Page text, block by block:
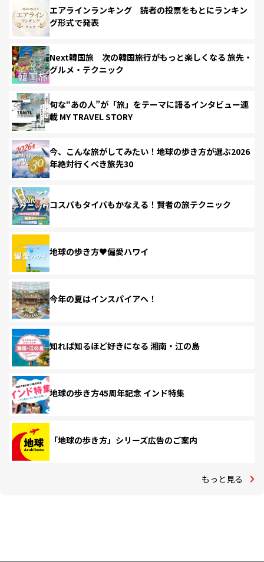
エアラインランキング 読者の投票をもとにランキン
グ形式で発表
Next韓国旅 次の韓国旅行がもっと楽しくなる 旅先・
グルメ・テクニック
旬な“あの人”が「旅」をテーマに語るインタビュー連
載 MY TRAVEL STORY
今、こんな旅がしてみたい！地球の歩き方が選ぶ2026
年絶対行くべき旅先30
コスパもタイパもかなえる！賢者の旅テクニック
地球の歩き方♥偏愛ハワイ
今年の夏はインスパイアへ！
知れば知るほど好きになる 湘南・江の島
地球の歩き方45周年記念 インド特集
「地球の歩き方」シリーズ広告のご案内
もっと見る